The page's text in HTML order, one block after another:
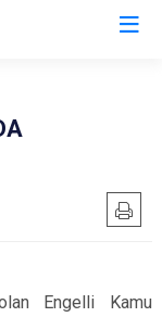
Engelli Kamu